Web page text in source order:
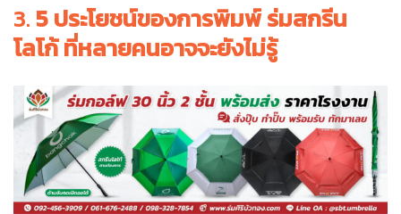
3. 5 ประโยชน์ของการพิมพ์ ร่มสกรีน
โลโก้ ที่หลายคนอาจจะยังไม่รู้